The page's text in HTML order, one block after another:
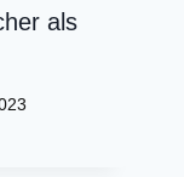
als